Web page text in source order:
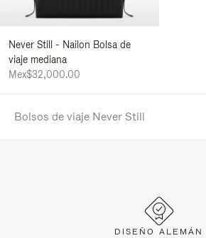
Never Still - Nailon Bolsa de
viaje mediana
Mex$32,000.00
Bolsos de viaje Never Still
DISEÑO ALEMÁN